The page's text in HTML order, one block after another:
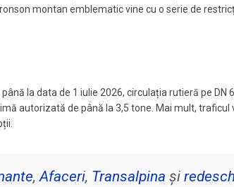
montan emblematic vine cu o serie de
la data de 1 iulie 2026, circulația rutieră pe DN
autorizată de până la 3,5 tone. Mai mult, traficul
, Afaceri, Transalpina și